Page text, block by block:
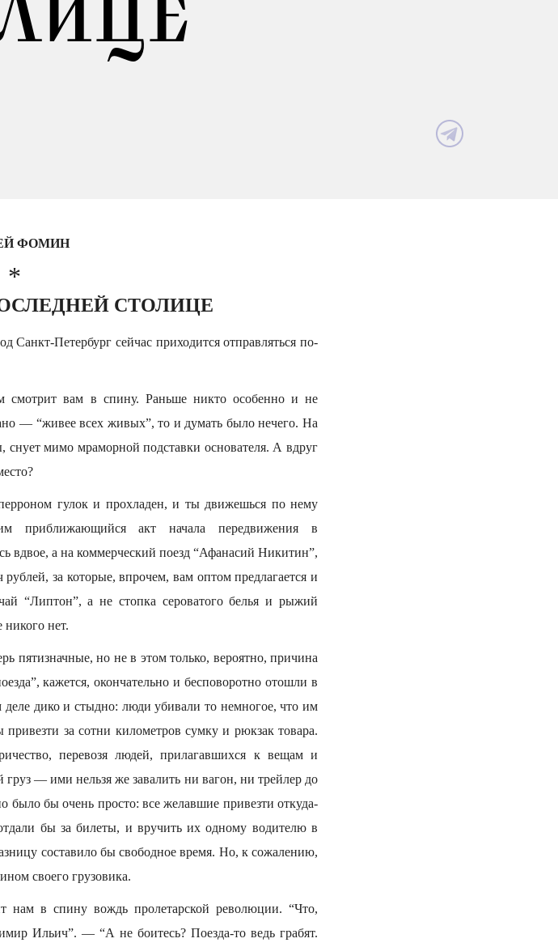
ФОМИН
*
СТОЛИЦЕ
Санкт-Петербург сейчас приходится отправляться по-
вам в спину. Раньше никто особенно и не
— “живее всех живых”, то и думать было нечего. На
снует мимо мраморной подставки основателя. А вдруг
гулок и прохладен, и ты движешься по нему
приближающийся акт начала передвижения в
вдвое, а на коммерческий поезд “Афанасий Никитин”,
за которые, впрочем, вам оптом предлагается и
“Липтон”, а не стопка сероватого белья и рыжий
никого нет.
пятизначные, но не в этом только, вероятно, причина
кажется, окончательно и бесповоротно отошли в
дико и стыдно: люди убивали то немногое, что им
за сотни километров сумку и рюкзак товара.
перевозя людей, прилагавшихся к вещам и
— ими нельзя же завалить ни вагон, ни трейлер до
было бы очень просто: все желавшие привезти откуда-
бы за билеты, и вручить их одному водителю в
составило бы свободное время. Но, к сожалению,
своего грузовика.
нам в спину вождь пролетарской революции. “Что,
Ильич”. — “А не боитесь? Поезда-то ведь грабят.